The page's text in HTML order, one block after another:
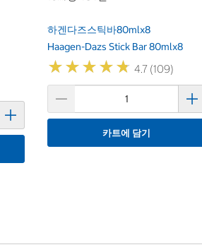
하겐다즈스틱바80mlx8
Haagen-Dazs Stick Bar 80mlx8
★★★★★
★★★★★ 4.7 (109)
카트에 담기